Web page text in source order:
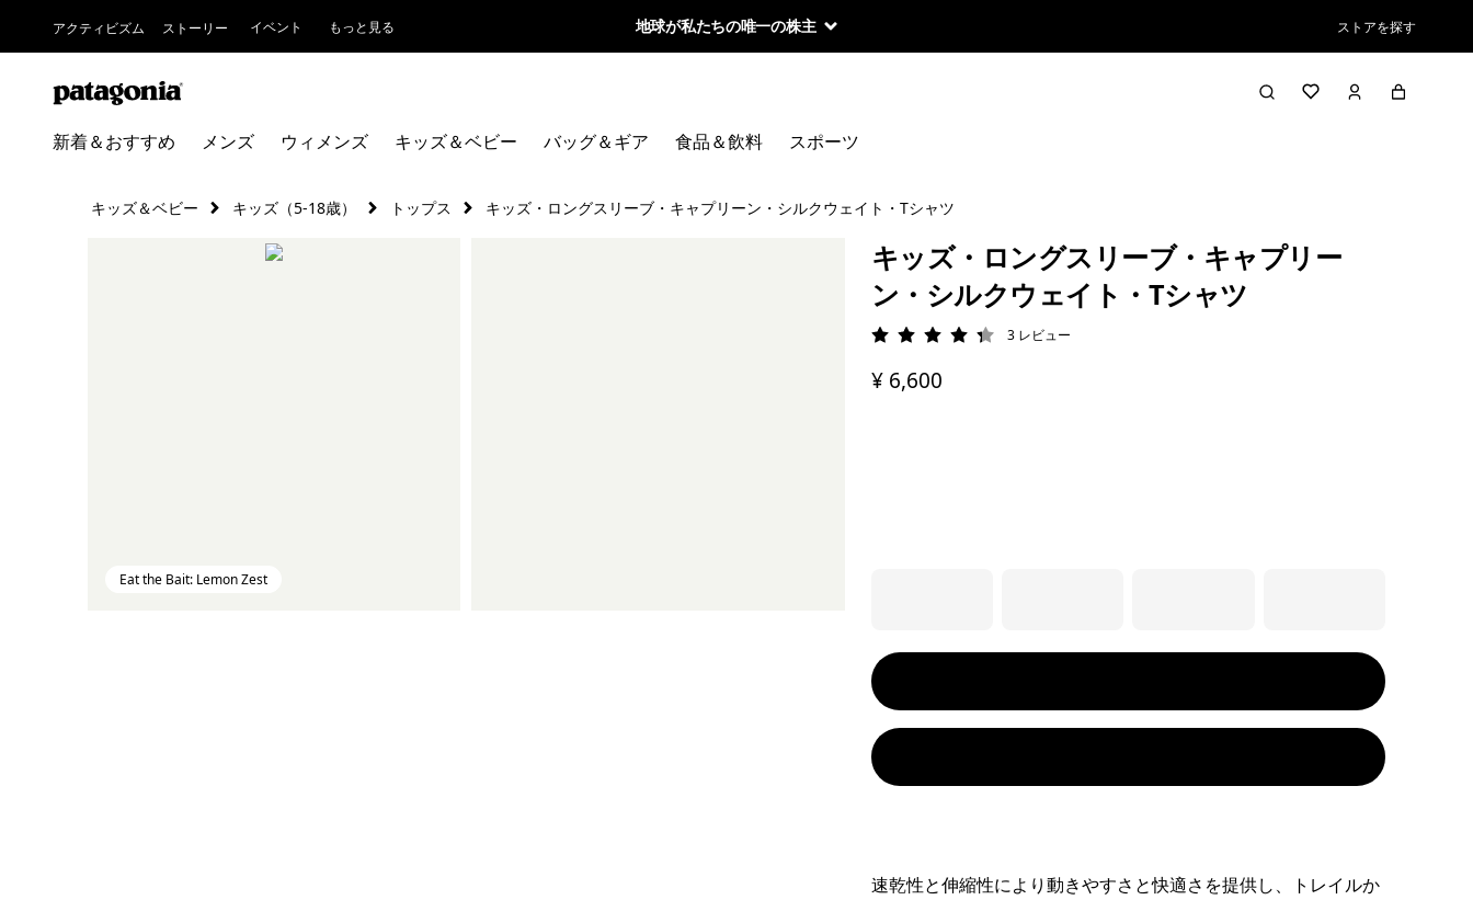
アクティビズム ストーリー イベント もっと見る 地球が私たちの唯一の株主 ストアを探す
新着＆おすすめ メンズ ウィメンズ キッズ＆ベビー バッグ＆ギア 食品＆飲料 スポーツ
キッズ＆ベビー キッズ（5-18歳） トップス キッズ・ロングスリーブ・キャプリーン・シルクウェイト・Tシャツ
Eat the Bait: Lemon Zest
キッズ・ロングスリーブ・キャプリー
ン・シルクウェイト・Tシャツ
評価: 4.3 / 5
3 レビュー
¥ 6,600
速乾性と伸縮性により動きやすさと快適さを提供し、トレイルか